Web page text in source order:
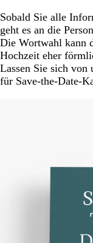
Sobald Sie alle
geht es an die
Die Wortwahl kann
Hochzeit eher
Lassen Sie sich von
für Save-the-Date-